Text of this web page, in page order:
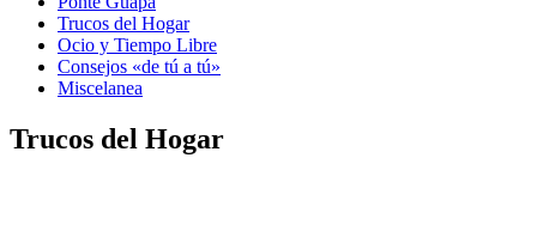
Trucos del Hogar
Ocio y Tiempo Libre
Consejos «de tú a tú»
Miscelanea
Trucos del Hogar